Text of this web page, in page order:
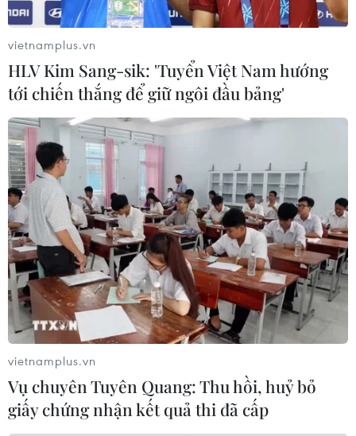
Australia xem xét mở 'bong bóng du lịch'
với Hàn Quốc và Nhật Bản
10/11/2021 11:05
Australia đang khẩn trương làm việc với hai nước đối
tác là Hàn Quốc và Nhật Bản để thiết lập thỏa thuận đi
lại tự do, tương tự như thỏa thuận mở cửa biên giới
giữa Australia và Singapore.
vietnamplus.vn
HLV Kim Sang-sik: 'Tuyển Việt Nam hướng
tới chiến thắng để giữ ngôi đầu bảng'
vietnamplus.vn
Vụ chuyên Tuyên Quang: Thu hồi, huỷ bỏ
giấy chứng nhận kết quả thi đã cấp